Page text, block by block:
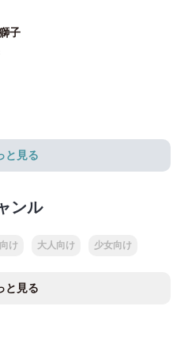
子
と見る
ンル
け 大人向け 少女向け
と見る